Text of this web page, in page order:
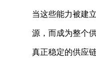
当这些能力被建
源，而成为整个
真正稳定的供应